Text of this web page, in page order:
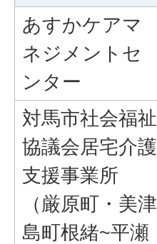
あすかケアマ
ネジメントセ
ンター
対馬市社会福祉
協議会居宅介護
支援事業所
（厳原町・美津
島町根緒~平瀬